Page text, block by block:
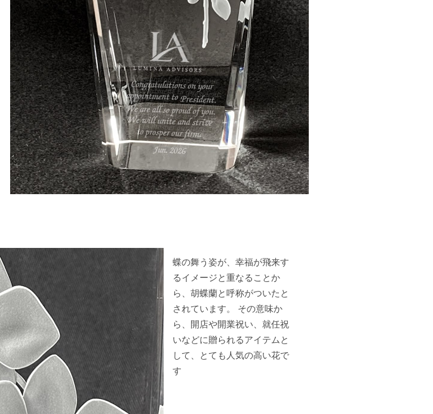
蝶の舞う姿が、幸福が飛来す
るイメージと重なることか
ら、胡蝶蘭と呼称がついたと
されています。 その意味か
ら、開店や開業祝い、就任祝
いなどに贈られるアイテムと
して、とても人気の高い花で
す